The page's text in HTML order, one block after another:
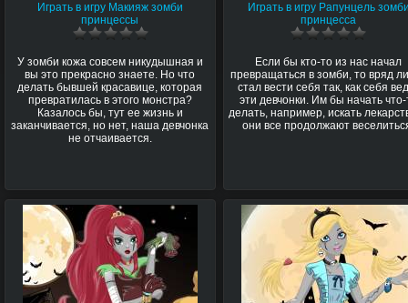
Играть в игру Макияж зомби
принцессы
У зомби кожа совсем никудышная и
вы это прекрасно знаете. Но что
делать бывшей красавице, которая
превратилась в этого монстра?
Казалось бы, тут ее жизнь и
заканчивается, но нет, наша девчонка
не отчаивается.
Играть в игру Рапунцель
принцесса
Если бы кто-то из нас начал
превращаться в зомби, то вряд
стал вести себя так, как себя
эти девчонки. Им бы начать что-
делать, например, искать
они все продолжают